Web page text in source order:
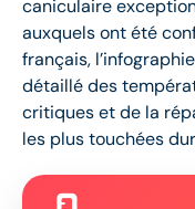
caniculaire
auxquels ont été
français,
détaillé des
critiques et de la
les plus touchées